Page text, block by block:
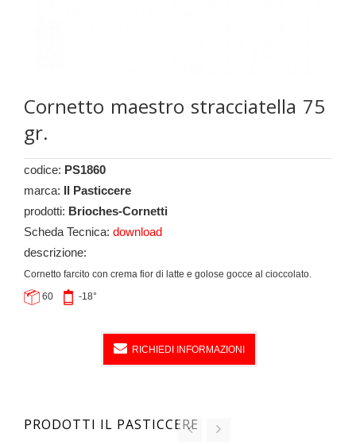
Cornetto maestro stracciatella 75
gr.
codice: PS1860
marca: Il Pasticcere
prodotti: Brioches-Cornetti
Scheda Tecnica: download
descrizione:
Cornetto farcito con crema fior di latte e golose gocce al cioccolato.
60 -18°
RICHIEDI INFORMAZIONI
PRODOTTI IL PASTICCERE